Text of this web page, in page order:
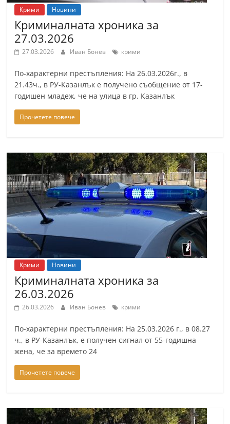
Крими Новини
Криминалната хроника за
27.03.2026
27.03.2026 Иван Бонев крими
По-характерни престъпления: На 26.03.2026г., в
21.43ч., в РУ-Казанлък е получено съобщение от 17-
годишен младеж, че на улица в гр. Казанлък
Прочетете повече
Крими Новини
Криминалната хроника за
26.03.2026
26.03.2026 Иван Бонев крими
По-характерни престъпления: На 25.03.2026 г., в 08.27
ч., в РУ-Казанлък, е получен сигнал от 55-годишна
жена, че за времето 24
Прочетете повече